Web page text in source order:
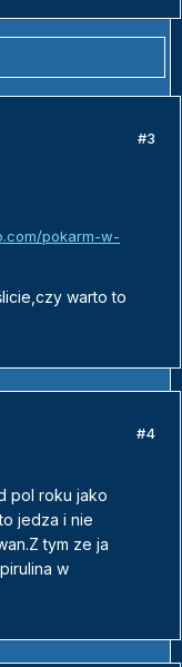
#3
pokarm-w-
warto to
#4
pol roku jako
jedza i nie
tym ze ja
w